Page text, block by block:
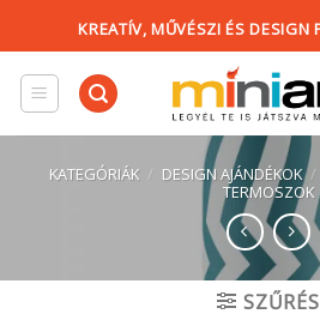
content
KREATÍV, MŰVÉSZI ÉS DESIGN
KATEGÓRIÁK / DESIGN AJÁNDÉKOK /
TERMOSZOK
SZŰRÉS